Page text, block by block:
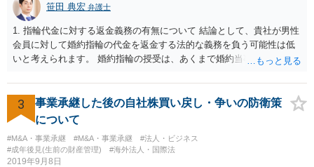
笹田 典宏 弁護士
1. 指輪代金に対する返金義務の有無について 結論として、貴社が男性
会員に対して婚約指輪の代金を返金する法的な義務を負う可能性は低
いと考えられます。 婚約指輪の授受は、あくまで婚約当事者である男
貴社は、その贈与契約の当事者ではありません。したがって、仮に女
性が返金義務を負う場合であっても、貴社が返金義務を負う法的根拠
は見当たりません。 また、国際結婚の仲介契約に関する裁判例では、
会員の個人的な理由による破談で追加的に発生した費用は会員自身が
負担すべきであり、仲介業者に責任がない限り、成婚料の支払いを拒
絶することはできないと判断されています。この裁判例は、仲介業者
3
事業承継した後の自社株買い戻し・争いの防衛策
について
#M&A・事業承継 #M&A・事業承継
#法人・ビジネス
#成年後見(生前の財産管理)
#海外法人・国際法
2019年9月8日